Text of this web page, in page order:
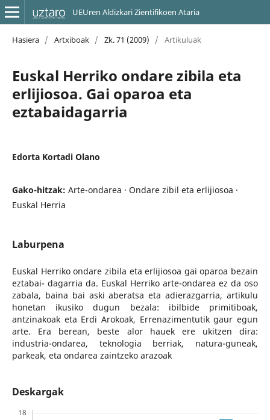
UEUren Aldizkari Zientifikoen Ataria
Hasiera / Artxiboak / Zk. 71 (2009) / Artikuluak
Euskal Herriko ondare zibila eta
erlijiosoa. Gai oparoa eta
eztabaidagarria
Edorta Kortadi Olano
Gako-hitzak: Arte-ondarea · Ondare zibil eta erlijiosoa ·
Euskal Herria
Laburpena
Euskal Herriko ondare zibila eta erlijiosoa gai oparoa bezain
eztabai- dagarria da. Euskal Herriko arte-ondarea ez da oso
zabala, baina bai aski aberatsa eta adierazgarria, artikulu
honetan ikusiko dugun bezala: ibilbide primitiboak,
antzinakoak eta Erdi Arokoak, Errenazimentutik gaur egun
arte. Era berean, beste alor hauek ere ukitzen dira:
industria-ondarea, teknologia berriak, natura-guneak,
parkeak, eta ondarea zaintzeko arazoak
Deskargak